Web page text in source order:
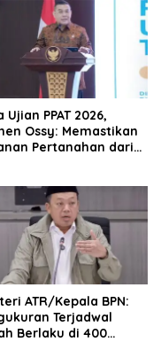
Ujian PPAT 2026,
Ossy: Memastikan
Pertanahan dari
ATR/Kepala BPN:
Terjadwal
Berlaku di 400